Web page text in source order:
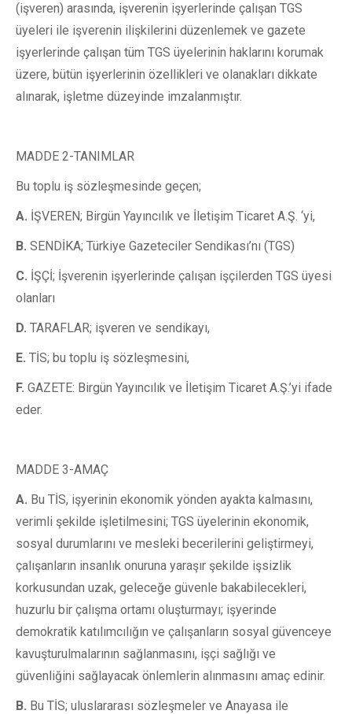
(işveren) arasında, işverenin işyerlerinde çalışan TGS
üyeleri ile işverenin ilişkilerini düzenlemek ve gazete
işyerlerinde çalışan tüm TGS üyelerinin haklarını korumak
üzere, bütün işyerlerinin özellikleri ve olanakları dikkate
alınarak, işletme düzeyinde imzalanmıştır.
MADDE 2-TANIMLAR
Bu toplu iş sözleşmesinde geçen;
A. İŞVEREN; Birgün Yayıncılık ve İletişim Ticaret A.Ş. ‘yi,
B. SENDİKA; Türkiye Gazeteciler Sendikası’nı (TGS)
C. İŞÇİ; İşverenin işyerlerinde çalışan işçilerden TGS üyesi
olanları
D. TARAFLAR; işveren ve sendikayı,
E. TİS; bu toplu iş sözleşmesini,
F. GAZETE: Birgün Yayıncılık ve İletişim Ticaret A.Ş.’yi ifade
eder.
MADDE 3-AMAÇ
A. Bu TİS, işyerinin ekonomik yönden ayakta kalmasını,
verimli şekilde işletilmesini; TGS üyelerinin ekonomik,
sosyal durumlarını ve mesleki becerilerini geliştirmeyi,
çalışanların insanlık onuruna yaraşır şekilde işsizlik
korkusundan uzak, geleceğe güvenle bakabilecekleri,
huzurlu bir çalışma ortamı oluşturmayı; işyerinde
demokratik katılımcılığın ve çalışanların sosyal güvenceye
kavuşturulmalarının sağlanmasını, işçi sağlığı ve
güvenliğini sağlayacak önlemlerin alınmasını amaç edinir.
B. Bu TİS; uluslararası sözleşmeler ve Anayasa ile